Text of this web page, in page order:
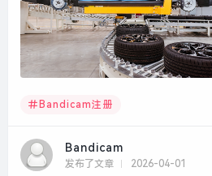
Bandicam注册
Bandicam
发布了文章 2026-04-01